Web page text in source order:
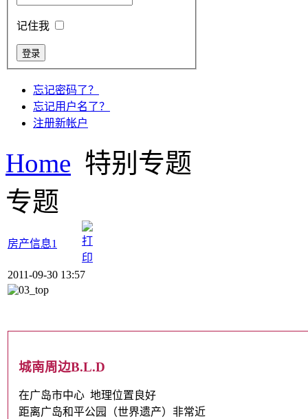
记住我
忘记密码了？
忘记用户名了？
注册新帐户
Home 特别专题
专题
房产信息1
2011-09-30 13:57
城南周边B.L.D
在广岛市中心 地理位置良好
距离广岛和平公园（世界遗产）非常近